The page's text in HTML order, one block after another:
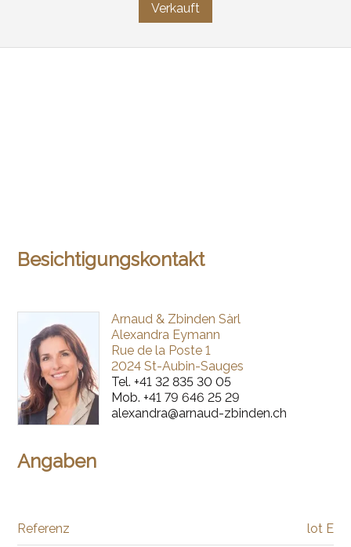
Verkauft
Besichtigungskontakt
Arnaud & Zbinden Sàrl
Alexandra Eymann
Rue de la Poste 1
2024 St-Aubin-Sauges
Tel. +41 32 835 30 05
Mob. +41 79 646 25 29
alexandra@arnaud-zbinden.ch
Angaben
Referenz lot E